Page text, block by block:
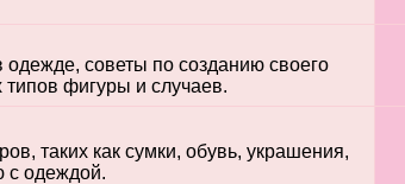
советы по созданию своего
фигуры и случаев.
таких как сумки, обувь, украшения,
с одеждой.